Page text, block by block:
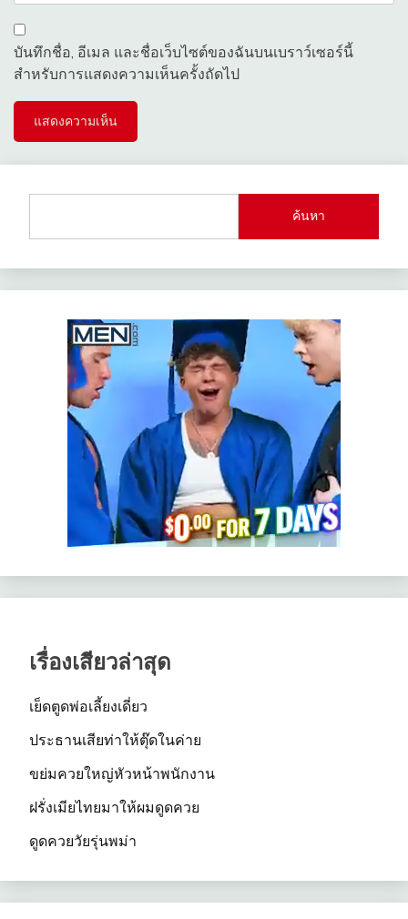
บันทึกชื่อ, อีเมล และชื่อเว็บไซต์ของฉันบนเบราว์เซอร์นี้
สำหรับการแสดงความเห็นครั้งถัดไป
ค้นหา
เรื่องเสียวล่าสุด
เย็ดตูดพ่อเลี้ยงเดี่ยว
ประธานเสียท่าให้ตุ๊ดในค่าย
ขย่มควยใหญ่หัวหน้าพนักงาน
ฝรั่งเมียไทยมาให้ผมดูดควย
ดูดควยวัยรุ่นพม่า